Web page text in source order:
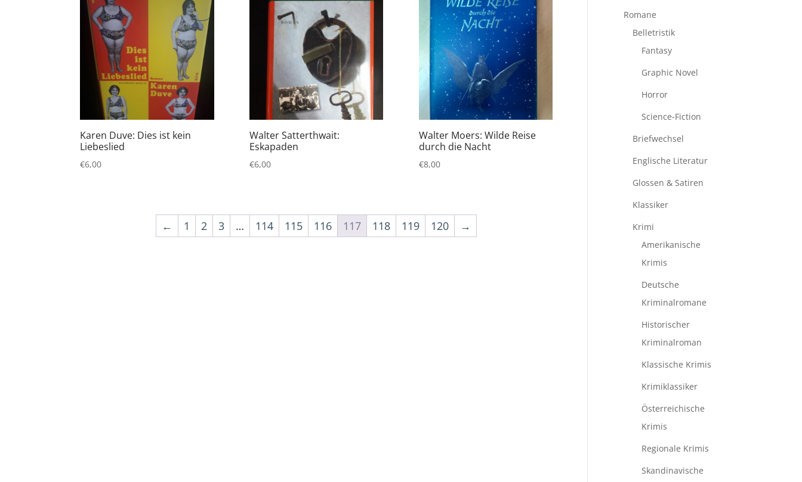
Karen Duve: Dies ist kein
Liebeslied
€6,00
Walter Satterthwait:
Eskapaden
€6,00
Walter Moers: Wilde Reise
durch die Nacht
€8,00
← 1 2 3 … 114 115 116 117 118 119 120 →
Romane
Belletristik
Fantasy
Graphic Novel
Horror
Science-Fiction
Briefwechsel
Englische Literatur
Glossen & Satiren
Klassiker
Krimi
Amerikanische
Krimis
Deutsche
Kriminalromane
Historischer
Kriminalroman
Klassische Krimis
Krimiklassiker
Österreichische
Krimis
Regionale Krimis
Skandinavische